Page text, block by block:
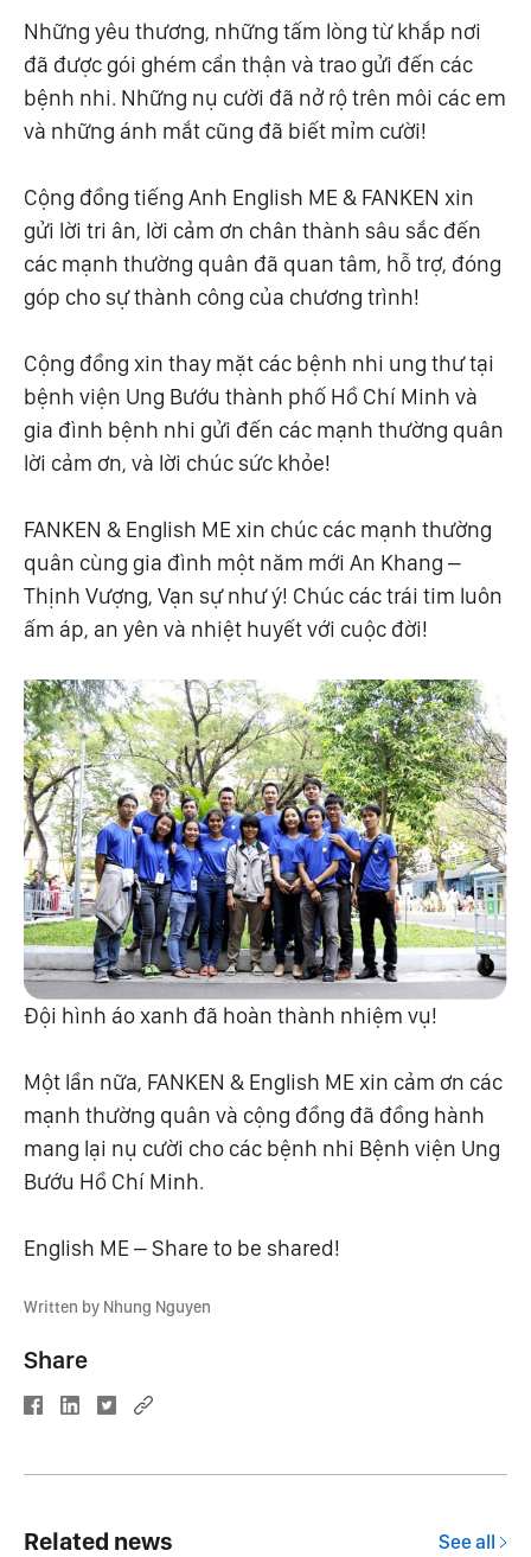
Những yêu thương, những tấm lòng từ khắp nơi
đã được gói ghém cẩn thận và trao gửi đến các
bệnh nhi. Những nụ cười đã nở rộ trên môi các em
và những ánh mắt cũng đã biết mỉm cười!
Cộng đồng tiếng Anh English ME & FANKEN xin
gửi lời tri ân, lời cảm ơn chân thành sâu sắc đến
các mạnh thường quân đã quan tâm, hỗ trợ, đóng
góp cho sự thành công của chương trình!
Cộng đồng xin thay mặt các bệnh nhi ung thư tại
bệnh viện Ung Bướu thành phố Hồ Chí Minh và
gia đình bệnh nhi gửi đến các mạnh thường quân
lời cảm ơn, và lời chúc sức khỏe!
FANKEN & English ME xin chúc các mạnh thường
quân cùng gia đình một năm mới An Khang –
Thịnh Vượng, Vạn sự như ý! Chúc các trái tim luôn
ấm áp, an yên và nhiệt huyết với cuộc đời!
Đội hình áo xanh đã hoàn thành nhiệm vụ!
Một lần nữa, FANKEN & English ME xin cảm ơn các
mạnh thường quân và cộng đồng đã đồng hành
mang lại nụ cười cho các bệnh nhi Bệnh viện Ung
Bướu Hồ Chí Minh.
English ME – Share to be shared!
Written by Nhung Nguyen
Share
Related news See all